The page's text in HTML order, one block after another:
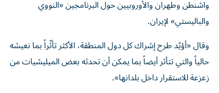
واشنطن وطهران والأوروبيين حول البرنامجين «النووي
والباليستي» لإيران.
وقال «أؤيّد طرح إشراك كل دول المنطقة، الأكثر تأثّراً بما نعيشه
حالياً والتي تتأثر أيضاً بما يمكن أن تحدثه بعض الميليشيات من
زعزعة للاستقرار داخل بلدانها».